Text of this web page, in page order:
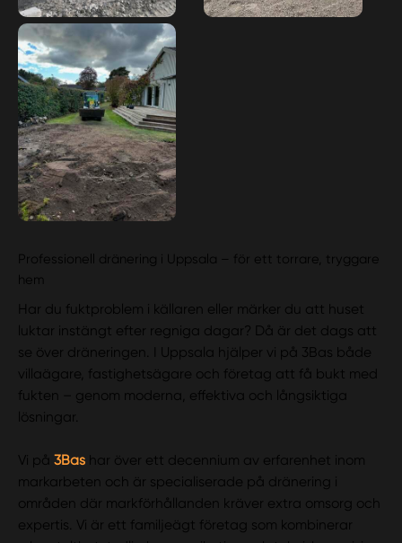
Professionell dränering i Uppsala – för ett torrare, tryggare
hem
Har du fuktproblem i källaren eller märker du att huset
luktar instängt efter regniga dagar? Då är det dags att
se över dräneringen. I Uppsala hjälper vi på 3Bas både
villaägare, fastighetsägare och företag att få bukt med
fukten – genom moderna, effektiva och långsiktiga
lösningar.
Vi på3Bas har över ett decennium av erfarenhet inom
markarbeten och är specialiserade på dränering i
områden där markförhållanden kräver extra omsorg och
expertis. Vi är ett familjeägt företag som kombinerar